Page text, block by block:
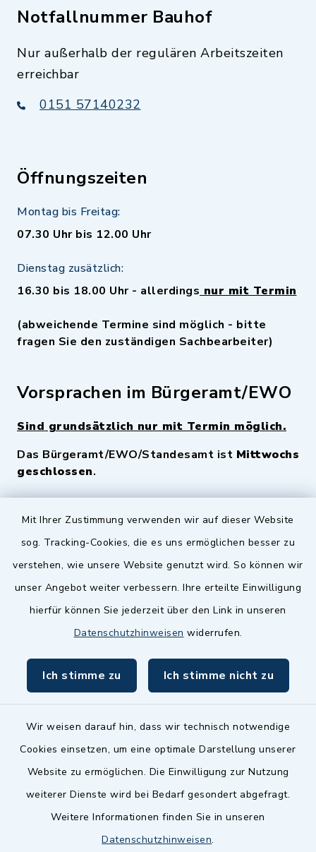
Mit Ihrer Zustimmung verwenden wir auf dieser Website
sog. Tracking-Cookies, die es uns ermöglichen besser zu
verstehen, wie unsere Website genutzt wird. So können wir
unser Angebot weiter verbessern. Ihre erteilte Einwilligung
hierfür können Sie jederzeit über den Link in unseren
Datenschutzhinweisen widerrufen.
Ich stimme zu Ich stimme nicht zu
Wir weisen darauf hin, dass wir technisch notwendige
Cookies einsetzen, um eine optimale Darstellung unserer
Website zu ermöglichen. Die Einwilligung zur Nutzung
weiterer Dienste wird bei Bedarf gesondert abgefragt.
Weitere Informationen finden Sie in unseren
Datenschutzhinweisen.
Notfallnummer Bauhof
Nur außerhalb der regulären Arbeitszeiten
erreichbar
0151 57140232
Öffnungszeiten
Montag bis Freitag:
07.30 Uhr bis 12.00 Uhr
Dienstag zusätzlich:
16.30 bis 18.00 Uhr - allerdings nur mit Termin
(abweichende Termine sind möglich - bitte
fragen Sie den zuständigen Sachbearbeiter)
Vorsprachen im Bürgeramt/EWO
Sind grundsätzlich nur mit Termin möglich.
Das Bürgeramt/EWO/Standesamt ist Mittwochs
geschlossen.
Quicklinks
Zenngrund Allianz
Dillenberggruppe
inixmedia GmbH
Barrierefreiheit